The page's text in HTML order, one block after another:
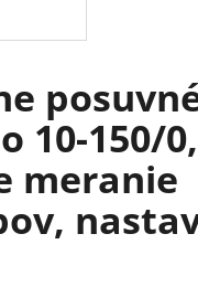
10-150/
meranie